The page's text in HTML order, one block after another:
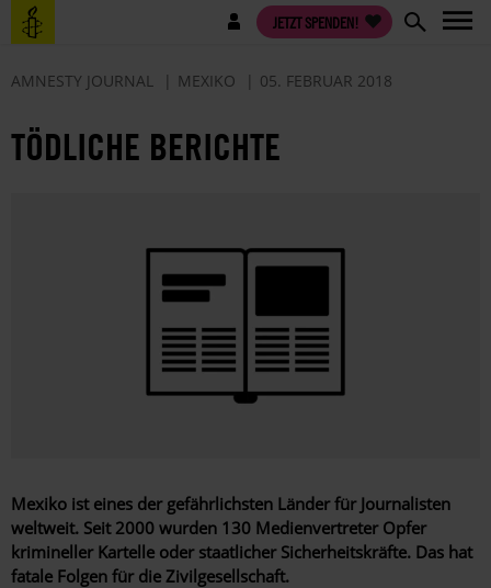
Direkt
zum
Benutzermenü JETZT SPENDEN!
AMNESTY JOURNAL MEXIKO 05. FEBRUAR 2018
TÖDLICHE BERICHTE
Mexiko ist eines der gefährlichsten Länder für Journalisten
weltweit. Seit 2000 wurden 130 Medienvertreter Opfer
krimineller Kartelle oder staatlicher Sicherheitskräfte. Das hat
fatale Folgen für die Zivilgesellschaft.